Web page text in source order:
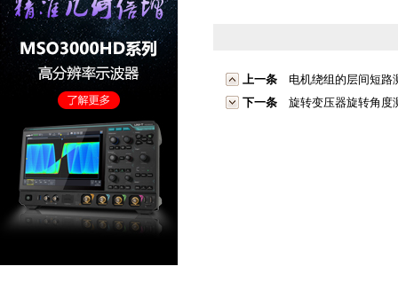
上一条
电机绕组的层间短路
下一条
旋转变压器旋转角度